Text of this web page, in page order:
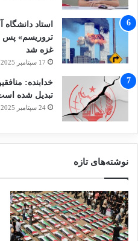
استاد دانشگاه
غزه شد
17 سپتامبر 2025
خدابنده:
تبدیل شده
24 سپتامبر 2025
نوشته‌های تازه